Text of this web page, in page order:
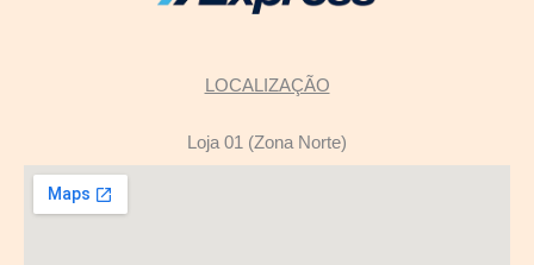
LOCALIZAÇÃO
Loja 01 (Zona Norte)